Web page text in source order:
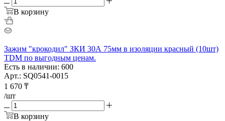
В корзину
Зажим "крокодил" ЗКИ 30А 75мм в изоляции красный (10шт)
TDM по выгодным ценам.
Есть в наличии: 600
Арт.: SQ0541-0015
1 670 ₸
/шт
В корзину